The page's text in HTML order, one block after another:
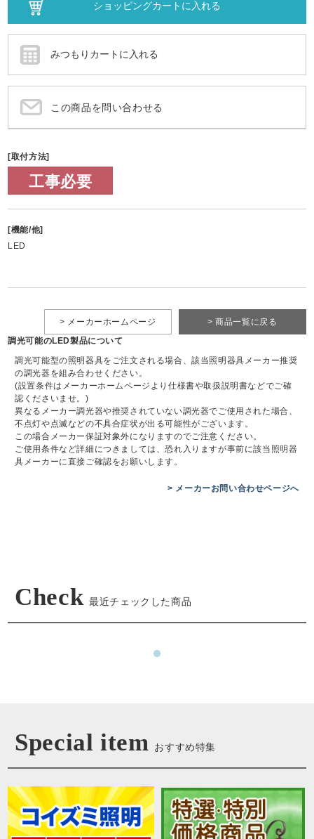
この商品を問い合わせる
[取付方法]
工事必要
[機能/他]
LED
> 商品一覧に戻る
> メーカーホームページ
調光可能のLED製品について
調光可能型の照明器具をご注文される場合、該当照明器具メーカー推奨
の調光器を組み合わせください。
(設置条件はメーカーホームページより仕様書や取扱説明書などでご確
認くださいませ。)
異なるメーカー調光器や推奨されていない調光器でご使用された場合、
不点灯や点滅などの不具合症状が出る可能性がございます。
この場合メーカー保証対象外になりますのでご注意ください。
ご使用条件など詳細につきましては、恐れ入りますが事前に該当照明器
具メーカーに直接ご確認をお願いします。
> メーカーお問い合わせページへ
Check 最近チェックした商品
Special item おすすめ特集